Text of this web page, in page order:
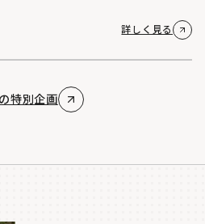
詳しく見る
特別企画